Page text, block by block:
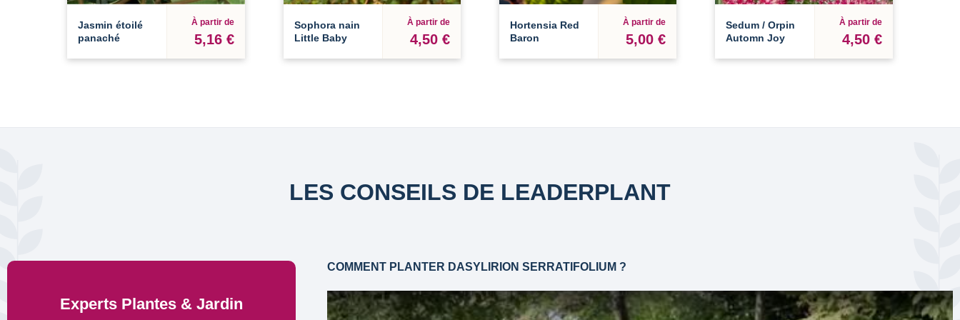
Jasmin étoilé
panaché
À partir de
5,16 €
Sophora nain
Little Baby
À partir de
4,50 €
Hortensia Red
Baron
À partir de
5,00 €
Sedum / Orpin
Automn Joy
À partir de
4,50 €
LES CONSEILS DE LEADERPLANT
Experts Plantes & Jardin
COMMENT PLANTER DASYLIRION SERRATIFOLIUM ?